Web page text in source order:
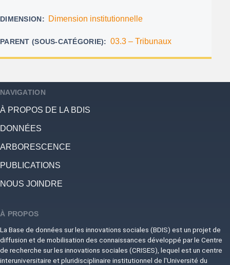
DIMENSION Dimension institutionnelle
PARENT (SOUS-CATÉGORIE) 03.3 – Tribunaux
NAVIGATION
À PROPOS DE LA BDIS
DONNÉES
ARBORESCENCE
PUBLICATIONS
NOUS JOINDRE
À PROPOS
La Base de données sur les innovations sociales (BDIS) est un projet de
diffusion et de mobilisation des connaissances développé par le Centre
de recherche sur les innovations sociales (CRISES), lequel est un centre
interuniversitaire et pluridisciplinaire institutionnel de l'Université du